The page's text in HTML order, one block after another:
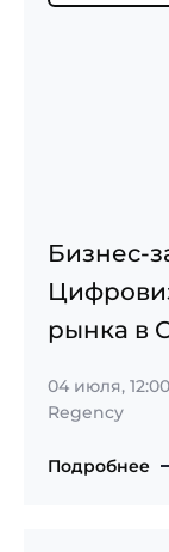
Бизнес-
рынка в
04 июля, 12:00
Regency
Подробнее